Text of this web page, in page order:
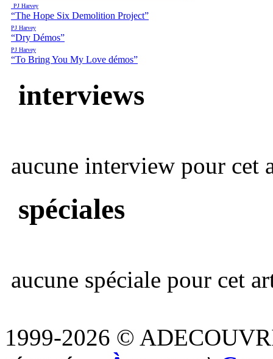
PJ Harvey
“The Hope Six Demolition Project”
PJ Harvey
“Dry Démos”
PJ Harvey
“To Bring You My Love démos”
interviews
aucune interview pour cet
spéciales
aucune spéciale pour cet
1999-2026 ©